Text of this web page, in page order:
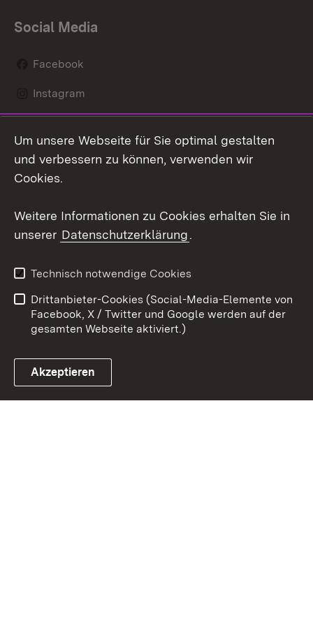
Social Media
Facebook
Instagram
Mastodon
Youtube
Link zum Landesportal
Kontakt
Datenschutz
Barrierefreiheit
Impressum Cookies
Um unsere Webseite für Sie optimal gestalten
und verbessern zu können, verwenden wir
Cookies.
Weitere Informationen zu Cookies erhalten Sie in
unserer Datenschutzerklärung.
Technisch notwendige Cookies
Drittanbieter-Cookies (Social-Media-Elemente von
Facebook, X / Twitter und Google werden auf der
gesamten Webseite aktiviert.)
Akzeptieren